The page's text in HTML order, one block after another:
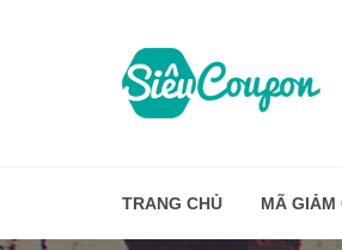
TRANG CHỦ MÃ GIẢM